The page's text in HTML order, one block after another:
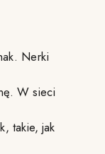
Nerki
W sieci
takie, jak